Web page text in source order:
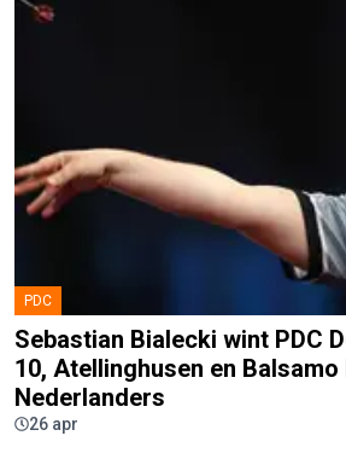
PDC
Sebastian Bialecki wint PDC
10, Atellinghusen en Balsamo
Nederlanders
26 apr